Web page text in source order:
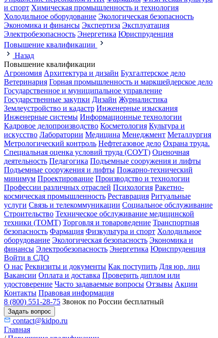
и спорт Химическая промышленность и технология
Холодильное оборудование Экологическая безопасность
Экономика и финансы Экспертиза Эксплуатация
Электробезопасность Энергетика Юриспруденция
Повышение квалификации
Назад
Повышение квалификации
Агрономия Архитектура и дизайн Бухгалтерское дело
Ветеринария Горная промышленность и маркшейдерское дело
Государственное и муниципальное управление
Государственные закупки Дизайн Журналистика
Землеустройство и кадастр Инженерные изыскания
Инженерные системы Информационные технологии
Кадровое делопроизводство Косметология Культура и
искусство Лаборатории Медицина Менеджмент Металлургия
Метрологический контроль Нефтегазовое дело Охрана труда.
Специальная оценка условий труда (СОУТ) Оценочная
деятельность Педагогика Подъемные сооружения и лифты
Подъемные сооружения и лифты Пожарно-технический
минимум Проектирование Производство и технологии
Профессии различных отраслей Психология Ракетно-
космическая промышленность Реставрация Ритуальные
услуги Связь и телекоммуникации Социальное обслуживание
Строительство Техническое обслуживание медицинской
техники (ТОМТ) Торговля и товароведение Транспортная
безопасность Фармация Физкультура и спорт Холодильное
оборудование Экологическая безопасность Экономика и
финансы Электробезопасность Энергетика Юриспруденция
Войти в СДО
О нас Реквизиты и документы Как поступить Для юр. лиц
Вакансии Оплата и доставка Проверить диплом или
удостоверение Часто задаваемые вопросы Отзывы Акции
Контакты Правовая информация
8 (800) 551-28-75 Звонок по России бесплатный
Задать вопрос
contact@kidpo.ru
Главная